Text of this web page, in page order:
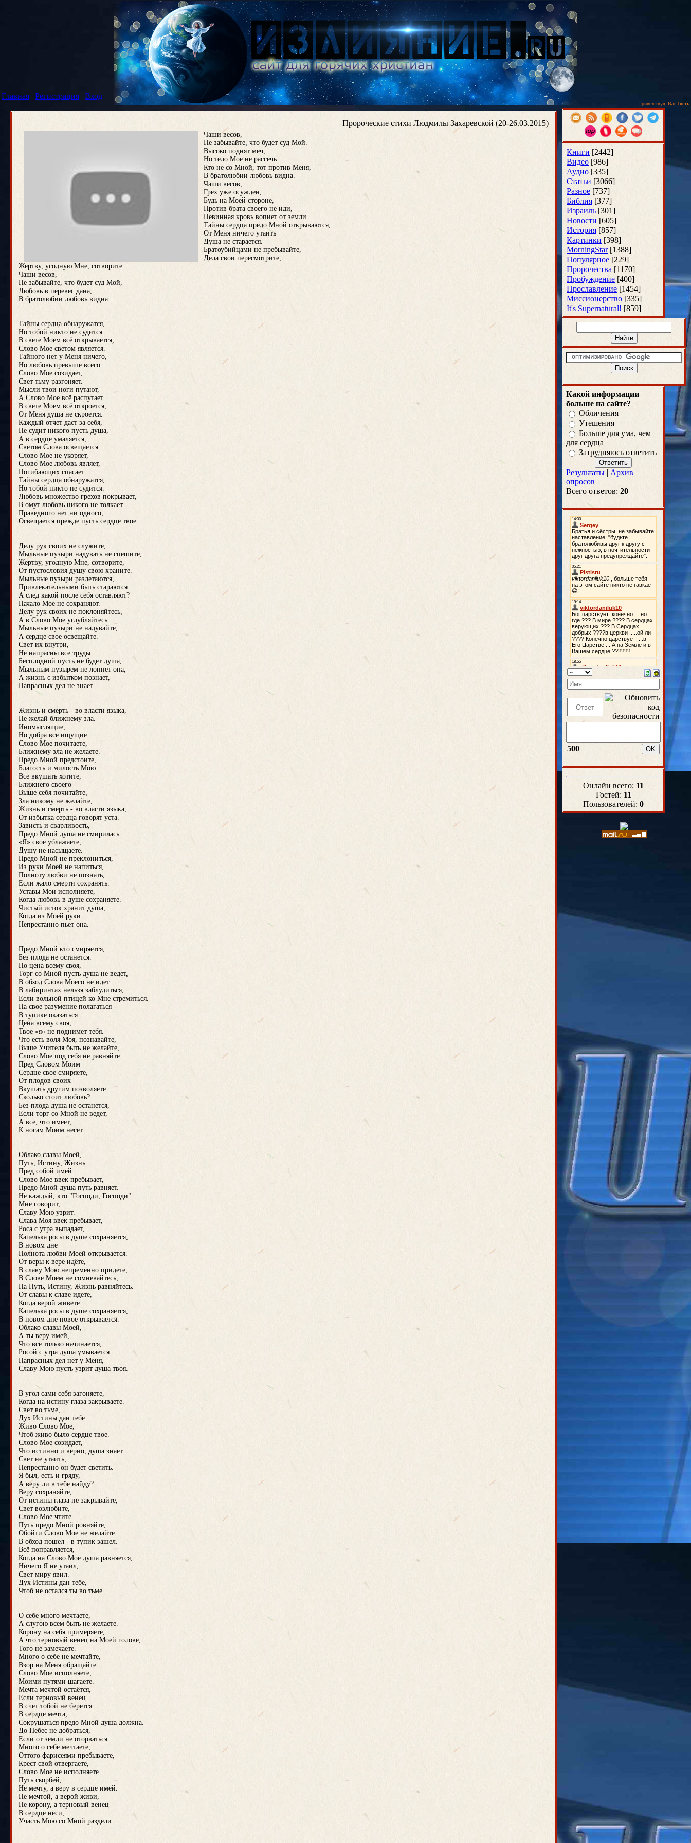
Главная | Регистрация | Вход
Приветствую Вас Гость
Пророческие стихи Людмилы Захаревской (20-26.03.2015)
Чаши весов,
Не забывайте, что будет суд Мой.
Высоко поднят меч,
Но тело Мое не рассечь.
Кто не со Мной, тот против Меня,
В братолюбии любовь видна.
Чаши весов,
Грех уже осужден,
Будь на Моей стороне,
Против брата своего не иди,
Невинная кровь вопиет от земли.
Тайны сердца предо Мной открываются,
От Меня ничего утаить
Душа не старается.
Братоубийцами не пребывайте,
Дела свои пересмотрите,
Жертву, угодную Мне, сотворите.
Чаши весов,
Не забывайте, что будет суд Мой,
Любовь в перевес дана,
В братолюбии любовь видна.
Тайны сердца обнаружатся,
Но тобой никто не судится.
В свете Моем всё открывается,
Слово Мое светом является.
Тайного нет у Меня ничего,
Но любовь превыше всего.
Слово Мое созидает,
Свет тьму разгоняет.
Мысли твои ноги путают,
А Слово Мое всё распутает.
В свете Моем всё откроется,
От Меня душа не скроется.
Каждый отчет даст за себя,
Не судит никого пусть душа,
А в сердце умаляется,
Светом Слова освещается.
Слово Мое не укоряет,
Слово Мое любовь являет,
Погибающих спасает.
Тайны сердца обнаружатся,
Но тобой никто не судится.
Любовь множество грехов покрывает,
В омут любовь никого не толкает.
Праведного нет ни одного,
Освещается прежде пусть сердце твое.
Делу рук своих не служите,
Мыльные пузыри надувать не спешите,
Жертву, угодную Мне, сотворите,
От пустословия душу свою храните.
Мыльные пузыри разлетаются,
Привлекательными быть стараются.
А след какой после себя оставляют?
Начало Мое не сохраняют.
Делу рук своих не поклоняйтесь,
А в Слово Мое углубляйтесь.
Мыльные пузыри не надувайте,
А сердце свое освещайте.
Свет их внутри,
Не напрасны все труды.
Бесплодной пусть не будет душа,
Мыльным пузырем не лопнет она,
А жизнь с избытком познает,
Напрасных дел не знает.
Жизнь и смерть - во власти языка,
Не желай ближнему зла.
Иномыслящие,
Но добра все ищущие.
Слово Мое почитаете,
Ближнему зла не желаете.
Предо Мной предстоите,
Благость и милость Мою
Все вкушать хотите,
Ближнего своего
Выше себя почитайте,
Зла никому не желайте,
Жизнь и смерть - во власти языка,
От избытка сердца говорят уста.
Зависть и сварливость,
Предо Мной душа не смирилась.
«Я» свое ублажаете,
Душу не насыщаете.
Предо Мной не преклониться,
Из руки Моей не напиться,
Полноту любви не познать,
Если жало смерти сохранять.
Уставы Мои исполняете,
Когда любовь в душе сохраняете.
Чистый исток хранит душа,
Когда из Моей руки
Непрестанно пьет она.
Предо Мной кто смиряется,
Без плода не останется.
Но цена всему своя,
Торг со Мной пусть душа не ведет,
В обход Слова Моего не идет.
В лабиринтах нельзя заблудиться,
Если вольной птицей ко Мне стремиться.
На свое разумение полагаться -
В тупике оказаться.
Цена всему своя,
Твое «я» не поднимет тебя.
Что есть воля Моя, познавайте,
Выше Учителя быть не желайте,
Слово Мое под себя не равняйте.
Пред Словом Моим
Сердце свое смиряете,
От плодов своих
Вкушать другим позволяете.
Сколько стоит любовь?
Без плода душа не останется,
Если торг со Мной не ведет,
А все, что имеет,
К ногам Моим несет.
Облако славы Моей,
Путь, Истину, Жизнь
Пред собой имей.
Слово Мое ввек пребывает,
Предо Мной душа путь равняет.
Не каждый, кто "Господи, Господи"
Мне говорит,
Славу Мою узрит.
Слава Моя ввек пребывает,
Роса с утра выпадает,
Капелька росы в душе сохраняется,
В новом дне
Полнота любви Моей открывается.
От веры к вере идёте,
В славу Мою непременно придете,
В Слове Моем не сомневайтесь,
На Путь, Истину, Жизнь равняйтесь.
От славы к славе идете,
Когда верой живете.
Капелька росы в душе сохраняется,
В новом дне новое открывается.
Облако славы Моей,
А ты веру имей,
Что всё только начинается,
Росой с утра душа умывается.
Напрасных дел нет у Меня,
Славу Мою пусть узрит душа твоя.
В угол сами себя загоняете,
Когда на истину глаза закрываете.
Свет во тьме,
Дух Истины дан тебе.
Живо Слово Мое,
Чтоб живо было сердце твое.
Слово Мое созидает,
Что истинно и верно, душа знает.
Свет не утаить,
Непрестанно он будет светить.
Я был, есть и гряду,
А веру ли в тебе найду?
Веру сохраняйте,
От истины глаза не закрывайте,
Свет возлюбите,
Слово Мое чтите.
Путь предо Мной ровняйте,
Обойти Слово Мое не желайте.
В обход пошел - в тупик зашел.
Всё поправляется,
Когда на Слово Мое душа равняется,
Ничего Я не утаил,
Свет миру явил.
Дух Истины дан тебе,
Чтоб не остался ты во тьме.
О себе много мечтаете,
А слугою всем быть не желаете.
Корону на себя примеряете,
А что терновый венец на Моей голове,
Того не замечаете.
Много о себе не мечтайте,
Взор на Меня обращайте.
Слово Мое исполняете,
Моими путями шагаете.
Мечта мечтой остаётся,
Если терновый венец
В счет тобой не берется.
В сердце мечта,
Сокрушаться предо Мной душа должна.
До Небес не добраться,
Если от земли не оторваться.
Много о себе мечтаете,
Оттого фарисеями пребываете,
Крест свой отвергаете,
Слово Мое не исполняете.
Путь скорбей,
Не мечту, а веру в сердце имей.
Не мечтой, а верой живи,
Не корону, а терновый венец
В сердце неси,
Участь Мою со Мной раздели.
Книги [2442]
Видео [986]
Аудио [335]
Статьи [3066]
Разное [737]
Библия [377]
Израиль [301]
Новости [605]
История [857]
Картинки [398]
MorningStar [1388]
Популярное [229]
Пророчества [1170]
Пробуждение [400]
Прославление [1454]
Миссионерство [335]
It's Supernatural! [859]
Какой информации
больше на сайте?
Обличения
Утешения
Больше для ума, чем
для сердца
Затрудняюсь ответить
Результаты | Архив
опросов
Всего ответов: 20
500
Онлайн всего: 11
Гостей: 11
Пользователей: 0